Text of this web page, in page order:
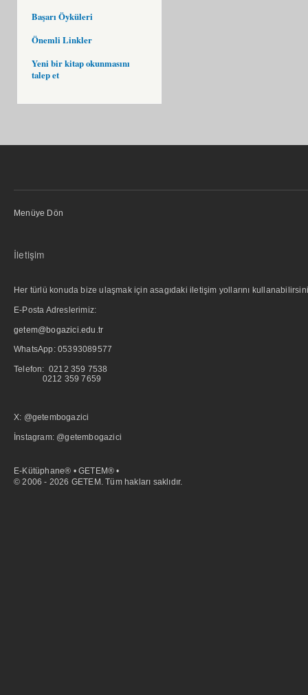
Başarı Öyküleri
Önemli Linkler
Yeni bir kitap okunmasını
talep et
Menüye Dön
İletişim
Her türlü konuda bize ulaşmak için asagıdaki iletişim yollarını
E-Posta Adreslerimiz:
getem@bogazici.edu.tr
WhatsApp: 05393089577
Telefon: 0212 359 7538
0212 359 7659
X: @getembogazici
İnstagram: @getembogazici
E-Kütüphane® • GETEM® •
© 2006 - 2026 GETEM. Tüm hakları saklıdır.